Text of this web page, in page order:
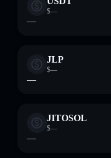
$—
—
JLP
$—
—
JITOSOL
$—
—